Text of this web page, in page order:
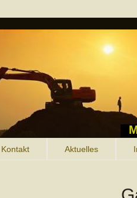
Kontakt Aktuelles